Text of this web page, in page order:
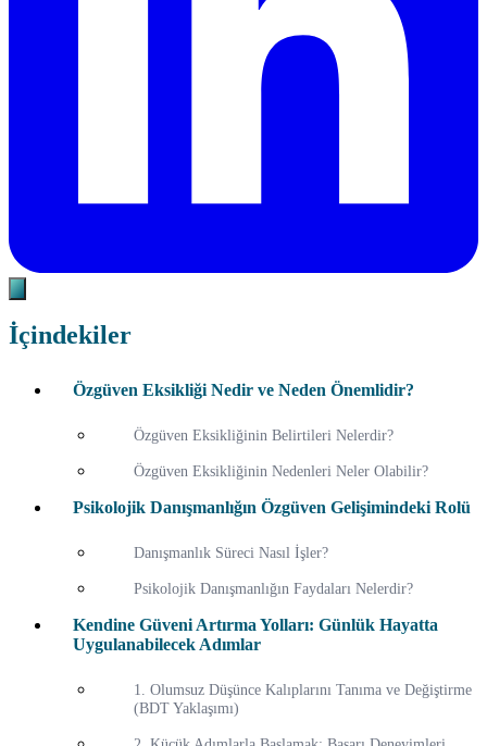
İçindekiler
Özgüven Eksikliği Nedir ve Neden Önemlidir?
Özgüven Eksikliğinin Belirtileri Nelerdir?
Özgüven Eksikliğinin Nedenleri Neler Olabilir?
Psikolojik Danışmanlığın Özgüven Gelişimindeki Rolü
Danışmanlık Süreci Nasıl İşler?
Psikolojik Danışmanlığın Faydaları Nelerdir?
Kendine Güveni Artırma Yolları: Günlük Hayatta
Uygulanabilecek Adımlar
1. Olumsuz Düşünce Kalıplarını Tanıma ve Değiştirme
(BDT Yaklaşımı)